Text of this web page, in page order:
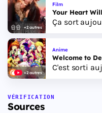
+2 autres
Film
Your Heart
Ça sort
+2 autres
Anime
Welcome to
C'est sorti
VÉRIFICATION
Sources